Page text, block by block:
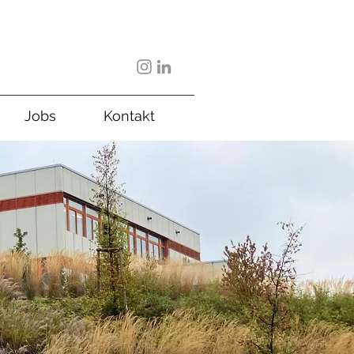
Jobs Kontakt